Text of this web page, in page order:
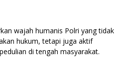
wajah humanis Polri yang tidak
hukum, tetapi juga aktif
di tengah masyarakat.